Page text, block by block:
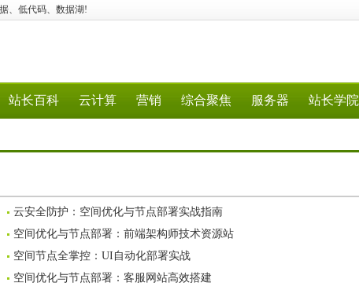
、低代码、数据湖!
站长百科 云计算 营销 综合聚焦 服务器 站长学院
云安全防护：空间优化与节点部署实战指南
空间优化与节点部署：前端架构师技术资源站
空间节点全掌控：UI自动化部署实战
空间优化与节点部署：客服网站高效搭建